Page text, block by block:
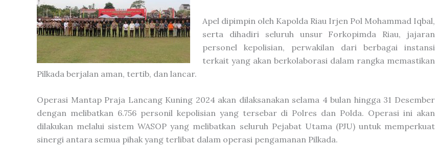
Apel dipimpin oleh Kapolda Riau Irjen Pol Mohammad Iqbal,
serta dihadiri seluruh unsur Forkopimda Riau, jajaran
personel kepolisian, perwakilan dari berbagai instansi
terkait yang akan berkolaborasi dalam rangka memastikan
Pilkada berjalan aman, tertib, dan lancar.
Operasi Mantap Praja Lancang Kuning 2024 akan dilaksanakan selama 4 bulan hingga 31 Desember
dengan melibatkan 6.756 personil kepolisian yang tersebar di Polres dan Polda. Operasi ini akan
dilakukan melalui sistem WASOP yang melibatkan seluruh Pejabat Utama (PJU) untuk memperkuat
sinergi antara semua pihak yang terlibat dalam operasi pengamanan Pilkada.